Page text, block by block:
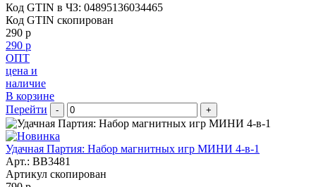
Код GTIN в ЧЗ: 04895136034465
Код GTIN скопирован
290 р
290 р
ОПТ
цена и
наличие
В корзине
Перейти
- +
Удачная Партия: Набор магнитных игр МИНИ 4-в-1
Арт.: BB3481
Артикул скопирован